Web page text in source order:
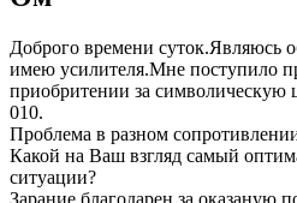
Доброго времени суток.Являюсь
имею усилителя.Мне поступило
приобритении за символическую
010.
Проблема в разном
Какой на Ваш взгляд самый
ситуации?
Зарание благодарен за оказаную